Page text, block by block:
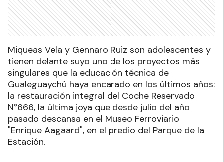
Miqueas Vela y Gennaro Ruiz son adolescentes y
tienen delante suyo uno de los proyectos más
singulares que la educación técnica de
Gualeguaychú haya encarado en los últimos años:
la restauración integral del Coche Reservado
N°666, la última joya que desde julio del año
pasado descansa en el Museo Ferroviario
"Enrique Aagaard", en el predio del Parque de la
Estación.